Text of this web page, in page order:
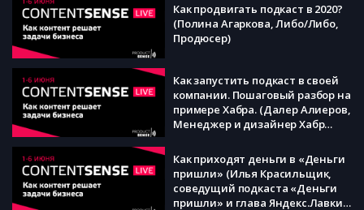
Как продвигать подкаст в 2020?
(Полина Агаркова, Либо/Либо,
Продюсер)
Как запустить подкаст в своей
компании. Пошаговый разбор на
примере Хабра. (Далер Алиеров,
Менеджер и дизайнер Хабр
Хабра)
Как приходят деньги в «Деньги
пришли» (Илья Красильщик,
соведущий подкаста «Деньги
пришли» и глава Яндекс.Лавки